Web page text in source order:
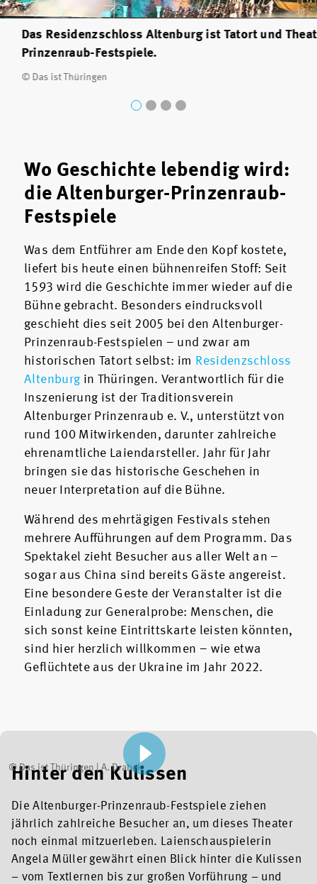
Das Residenzschloss Altenburg ist Tatort und
Prinzenraub-Festspiele.
© Das ist Thüringen
Wo Geschichte lebendig wird:
die Altenburger-Prinzenraub-
Festspiele
Was dem Entführer am Ende den Kopf kostete,
liefert bis heute einen bühnenreifen Stoff: Seit
1593 wird die Geschichte immer wieder auf die
Bühne gebracht. Besonders eindrucksvoll
geschieht dies seit 2005 bei den Altenburger-
Prinzenraub-Festspielen – und zwar am
historischen Tatort selbst: im Residenzschloss
Altenburg in Thüringen. Verantwortlich für die
Inszenierung ist der Traditionsverein
Altenburger Prinzenraub e. V., unterstützt von
rund 100 Mitwirkenden, darunter zahlreiche
ehrenamtliche Laiendarsteller. Jahr für Jahr
bringen sie das historische Geschehen in
neuer Interpretation auf die Bühne.
Während des mehrtägigen Festivals stehen
mehrere Aufführungen auf dem Programm. Das
Spektakel zieht Besucher aus aller Welt an –
sogar aus China sind bereits Gäste angereist.
Eine besondere Geste der Veranstalter ist die
Einladung zur Generalprobe: Menschen, die
sich sonst keine Eintrittskarte leisten könnten,
sind hier herzlich willkommen – wie etwa
Geflüchtete aus der Ukraine im Jahr 2022.
© Das ist Thüringen | A. Drabek
Hinter den Kulissen
Die Altenburger-Prinzenraub-Festspiele ziehen
jährlich zahlreiche Besucher an, um dieses Theater
noch einmal mitzuerleben. Laienschauspielerin
Angela Müller gewährt einen Blick hinter die Kulissen
– vom Textlernen bis zur großen Vorführung – und